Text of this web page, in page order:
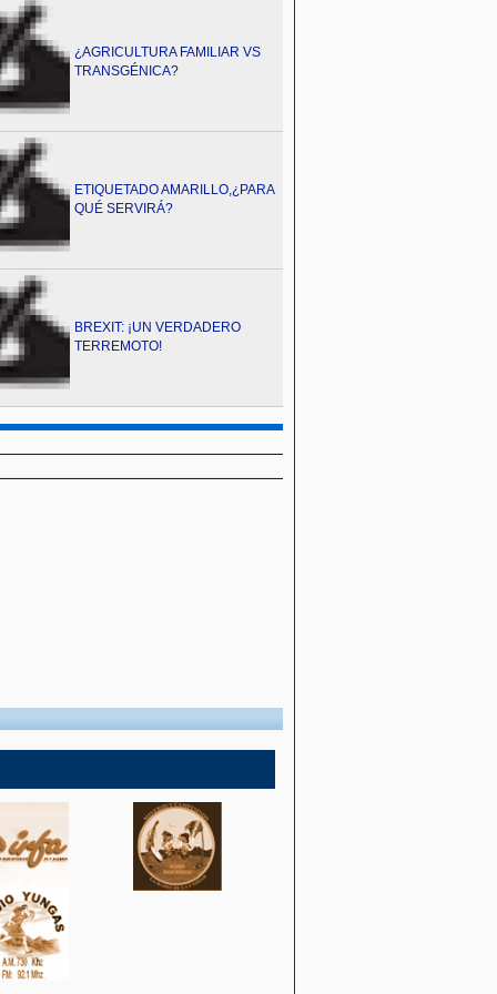
¿AGRICULTURA FAMILIAR VS
TRANSGÉNICA?
ETIQUETADO AMARILLO,¿PARA
QUÉ SERVIRÁ?
BREXIT: ¡UN VERDADERO
TERREMOTO!